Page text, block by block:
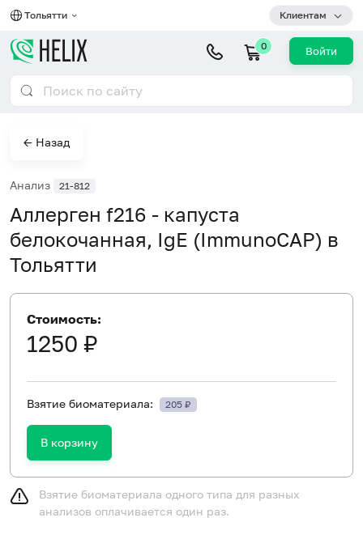
Тольятти Клиентам
0 Войти
← Назад
Анализ 21-812
Аллерген f216 - капуста
белокочанная, IgE (ImmunoCAP) в
Тольятти
Стоимость:
1250 ₽
Взятие биоматериала: 205 ₽
В корзину
Взятие биоматериала одного типа для разных
анализов оплачивается один раз.